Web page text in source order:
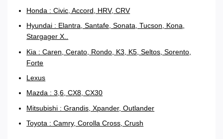
Honda : Civic, Accord, HRV, CRV
Hyundai : Elantra, Santafe, Sonata, Tucson, Kona,
Stargager X..
Kia : Caren, Cerato, Rondo, K3, K5, Seltos, Sorento,
Forte
Lexus
Mazda : 3,6, CX8, CX30
Mitsubishi : Grandis, Xpander, Outlander
Toyota : Camry, Corolla Cross, Crush